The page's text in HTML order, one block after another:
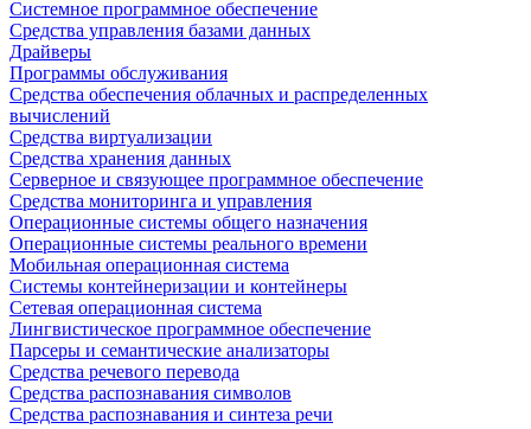
Системное программное обеспечение
Средства управления базами данных
Драйверы
Программы обслуживания
Средства обеспечения облачных и распределенных
вычислений
Средства виртуализации
Средства хранения данных
Серверное и связующее программное обеспечение
Средства мониторинга и управления
Операционные системы общего назначения
Операционные системы реального времени
Мобильная операционная система
Системы контейнеризации и контейнеры
Сетевая операционная система
Лингвистическое программное обеспечение
Парсеры и семантические анализаторы
Средства речевого перевода
Средства распознавания символов
Средства распознавания и синтеза речи